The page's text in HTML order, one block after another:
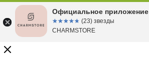
Официальное приложение
☆☆☆☆☆
★★★★★ (23) звезды
CHARMSTORE